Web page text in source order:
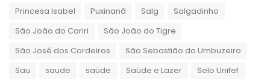
Princesa Isabel
Puxinanã Salg
Salgadinho
São João do Cariri
São João do Tigre
São José dos Cordeiros
São Sebastião do Umbuzeiro
Sau
saude saúde Saúde e Lazer
Selo Unifef